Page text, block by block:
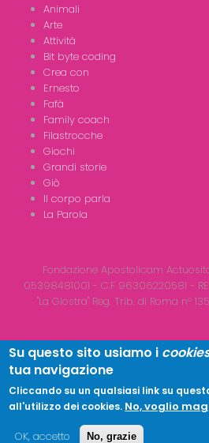
Animali
Arte
Attività
Bit byte coding
Crea con
Ernesto
Fafà
Family coach
Filastrocche
Giochi
Grandi storie
Giò
Il corpo parla
La Parola
Fondazione Apostolicam
05398481001 - C.F 96306220581 -
"La Giostra" Reg. Trib. di Roma n°
Copyright © 2026LA GIOSTRA |
Su questo sito usiamo i
tua navigazione
Cliccando su un qualsiasi link su
all'utilizzo dei cookies. No, voglio
OK, accetto
No, grazie